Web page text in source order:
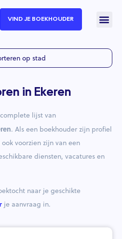
VIND JE BOEKHOUDER
op stad
in Ekeren
lijst van
. Als een boekhouder zijn profiel
voorzien zijn van een
diensten, vacatures en
naar je geschikte
je aanvraag in.